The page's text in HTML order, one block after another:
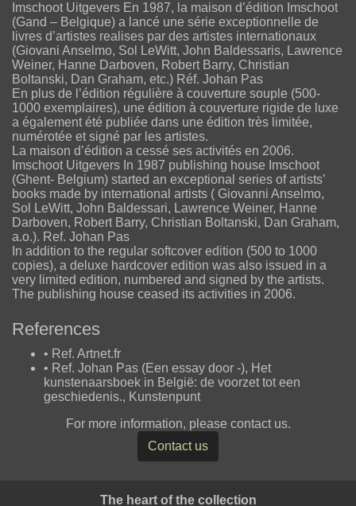
Imschoot Uitgevers En 1987, la maison d’édition Imschoot
(Gand – Belgique) a lancé une série exceptionnelle de
livres d’artistes realises par des artistes internationaux
(Giovani Anselmo, Sol LeWitt, John Baldessaris, Lawrence
Weiner, Hanne Darboven, Robert Barry, Christian
Boltanski, Dan Graham, etc.) Réf. Johan Pas
En plus de l’édition régulière à couverture souple (500-
1000 exemplaires), une édition à couverture rigide de luxe
a également été publiée dans une édition très limitée,
numérotée et signé par les artistes.
La maison d’édition a cessé ses activités en 2006.
Imschoot Uitgevers In 1987 publishing house Imschoot
(Ghent- Belgium) started an exceptional series of artists’
books made by international artists ( Giovanni Anselmo,
Sol LeWitt, John Baldessari, Lawrence Weiner, Hanne
Darboven, Robert Barry, Christian Boltanski, Dan Graham,
a.o.). Ref. Johan Pas
In addition to the regular softcover edition (500 to 1000
copies), a deluxe hardcover edition was also issued in a
very limited edition, numbered and signed by the artists.
The publishing house ceased its activities in 2006.
References
• Ref. Artnet.fr
• Ref. Johan Pas (Een essay door -), Het
kunstenaarsboek in België: de voorzet tot een
geschiedenis., Kunstenpunt
For more information, please contact us.
Contact us
The heart of the collection